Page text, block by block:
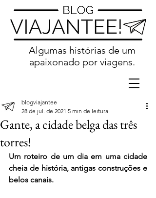
Algumas histórias de um
apaixonado por viagens.
Gante, a cidade belga das três
torres!
blogviajantee
28 de jul. de 2021 5 min de leitura
Um roteiro de um dia em uma cidade
cheia de história, antigas construções e
belos canais.